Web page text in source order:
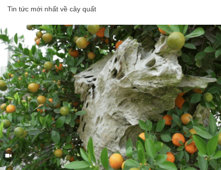
Tin tức mới nhất về cây quất